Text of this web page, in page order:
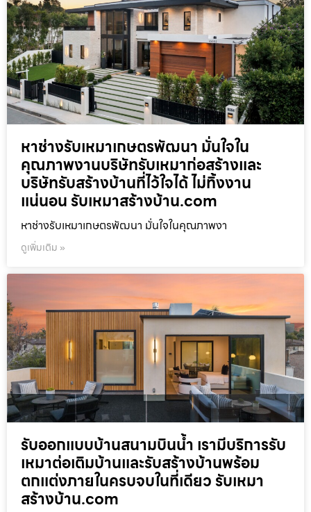
หาช่างรับเหมาเกษตรพัฒนา มั่นใจใน
คุณภาพงานบริษัทรับเหมาก่อสร้างและ
บริษัทรับสร้างบ้านที่ไว้ใจได้ ไม่ทิ้งงาน
แน่นอน รับเหมาสร้างบ้าน.com
หาช่างรับเหมาเกษตรพัฒนา มั่นใจในคุณภาพงา
ดูเพิ่มเติม »
รับออกแบบบ้านสนามบินน้ำ เรามีบริการรับ
เหมาต่อเติมบ้านและรับสร้างบ้านพร้อม
ตกแต่งภายในครบจบในที่เดียว รับเหมา
สร้างบ้าน.com